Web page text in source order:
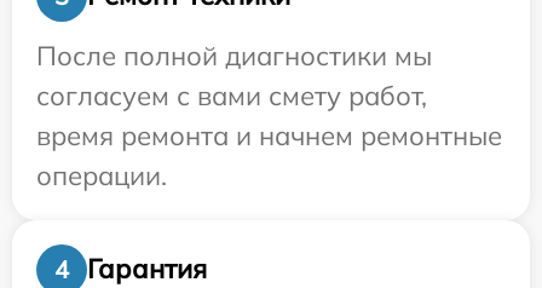
После полной диагностики мы
согласуем с вами смету работ,
время ремонта и начнем ремонтные
операции.
4
Гарантия